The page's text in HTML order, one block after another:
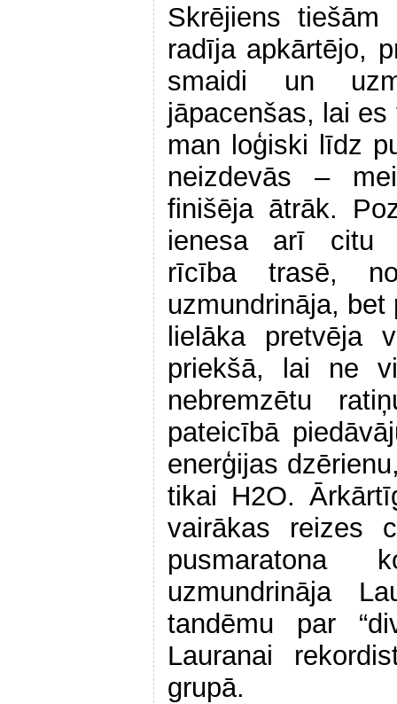
Skrējiens
radīja apkārtējo,
smaidi un
jāpacenšas, lai
man loģiski līdz
neizdevās –
finišēja ātrāk.
ienesa arī citu
rīcība trasē,
uzmundrināja,
lielāka pretvēja
priekšā, lai ne
nebremzētu
pateicībā
enerģijas
tikai H2O.
vairākas reizes
pusmaratona
uzmundrināja
tandēmu par
Lauranai
grupā.